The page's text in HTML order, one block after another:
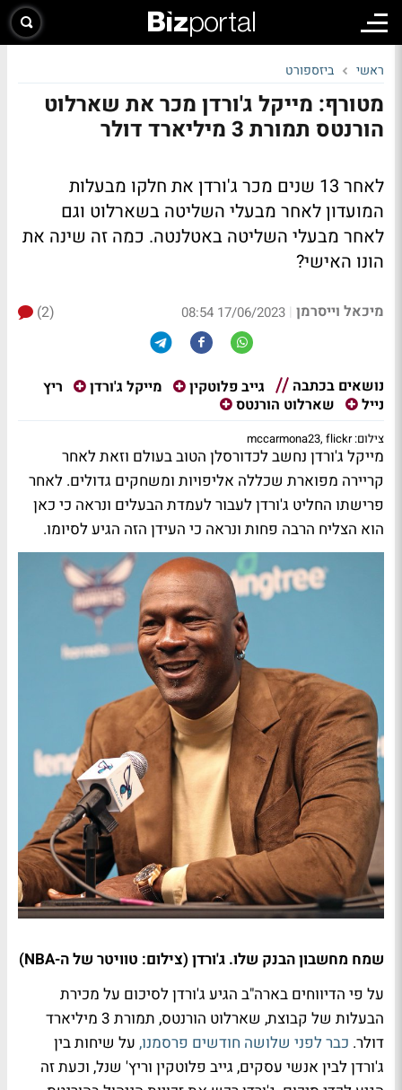
ראשי ביזספורט
מטורף: מייקל ג'ורדן מכר את שארלוט
הורנטס תמורת 3 מיליארד דולר
לאחר 13 שנים מכר ג'ורדן את חלקו מבעלות
המועדון לאחר מבעלי השליטה בשארלוט וגם
לאחר מבעלי השליטה באטלנטה. כמה זה שינה את
הונו האישי?
מיכאל וייסרמן |
17/06/2023 08:54
(2)
נושאים בכתבה גייב פלוטקין מייקל ג'ורדן
ריץ
נייל
שארלוט הורנטס
צילום: mccarmona23, flickr
מייקל ג'ורדן נחשב לכדורסלן הטוב בעולם וזאת לאחר
קריירה מפוארת שכללה אליפויות ומשחקים גדולים. לאחר
פרישתו החליט ג'ורדן לעבור לעמדת הבעלים ונראה כי כאן
הוא הצליח הרבה פחות ונראה כי העידן הזה הגיע לסיומו.
שמח מחשבון הבנק שלו. ג'ורדן (צילום: טוויטר של ה-NBA)
על פי הדיווחים בארה"ב הגיע ג'ורדן לסיכום על מכירת
הבעלות של קבוצת, שארלוט הורנטס, תמורת 3 מיליארד
דולר. כבר לפני שלושה חודשים פרסמנו, על שיחות בין
ג'ורדן לבין אנשי עסקים, גייב פלוטקין וריץ' שנל, וכעת זה